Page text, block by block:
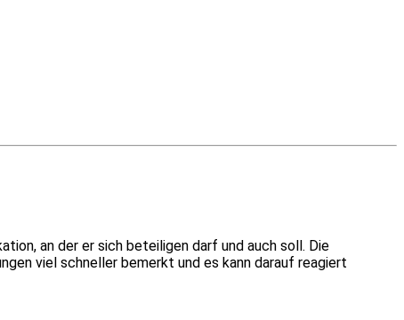
an der er sich beteiligen darf und auch soll. Die
viel schneller bemerkt und es kann darauf reagiert